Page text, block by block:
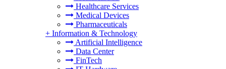
Healthcare Services
Medical Devices
Pharmaceuticals
+ Information & Technology
Artificial Intelligence
Data Center
FinTech